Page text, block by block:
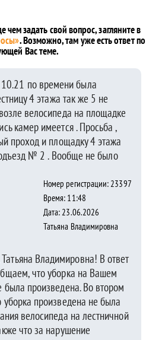
задать свой вопрос, загляните в
. Возможно, там уже есть ответ по
Вас теме.
по времени была
4 этажа так же 5 не
велосипеда на площадке
камер имеется . Просьба ,
проход и площадку 4 этажа
№ 2 . Вообще не было
Номер регистрации: 23397
Время: 11:48
Дата: 23.06.2026
Татьяна Владимировна
Татьяна Владимировна! В ответ
что уборка на Вашем
произведена. Во втором
уборка произведена не была
велосипеда на лестничной
что за нарушение